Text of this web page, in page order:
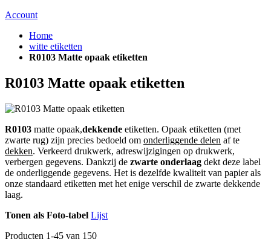
Account
Home
witte etiketten
R0103 Matte opaak etiketten
R0103 Matte opaak etiketten
R0103 matte opaak,dekkende etiketten. Opaak etiketten (met
zwarte rug) zijn precies bedoeld om onderliggende delen af te
dekken. Verkeerd drukwerk, adreswijzigingen op drukwerk,
verbergen gegevens. Dankzij de zwarte onderlaag dekt deze label
de onderliggende gegevens. Het is dezelfde kwaliteit van papier als
onze standaard etiketten met het enige verschil de zwarte dekkende
laag.
Tonen als Foto-tabel Lijst
Producten 1-45 van 150